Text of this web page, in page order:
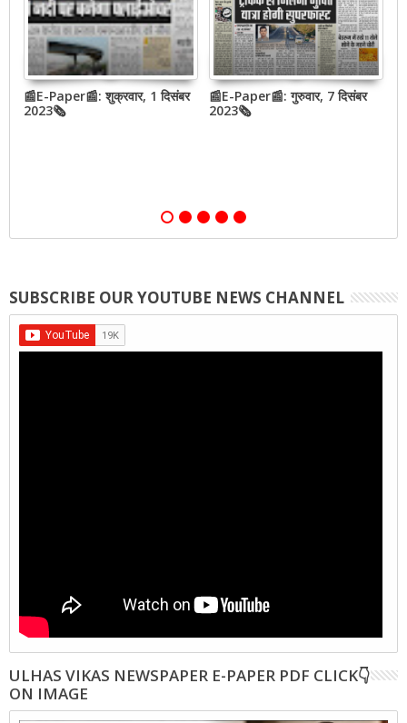
📰E-Paper📰: शुक्रवार, 1 दिसंबर
2023🗞
📰E-Paper📰: गुरुवार, 7 दिसंबर
2023🗞
SUBSCRIBE OUR YOUTUBE NEWS CHANNEL
ULHAS VIKAS NEWSPAPER E-PAPER PDF CLICK👇
ON IMAGE